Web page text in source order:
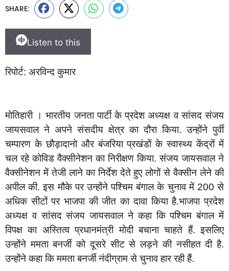
SHARE:
Listen to this
रिपोर्ट: अरविन्द कुमार
मोतिहारी । भारतीय जनता पार्टी के प्रदेश अध्यक्ष व सांसद संजय
जायसवाल ने अपने संसदीय क्षेत्र का दौरा किया. उन्होंने पुर्वी
चम्पारण के छौड़ादानो और बंजरिया प्रखंडों के स्वास्थ्य केंद्रों में
चल रहे कोविड वैक्सीनेशन का निरीक्षण किया. संजय जायसवाल ने
वैक्सीनेशन में तेजी लाने का निर्देश देते हुए लोगों से वैक्सीन लेने की
अपील की. इस मौके पर उन्होंने पश्चिम बंगाल के चुनाव में 200 से
अधिक सीटों पर भाजपा की जीत का दावा किया है.भाजपा प्रदेश
अध्यक्ष व सांसद संजय जायसवाल ने कहा कि पश्चिम बंगाल में
विपक्ष का अस्तित्व प्रधानमंत्री मोदी बचाना चाहते हैं. इसलिए
उन्होंने ममता बनर्जी को दूसरे सीट से लड़ने की नसीहत दी है.
उन्होंने कहा कि ममता बनर्जी नंदीग्राम से चुनाव हार रही हैं.